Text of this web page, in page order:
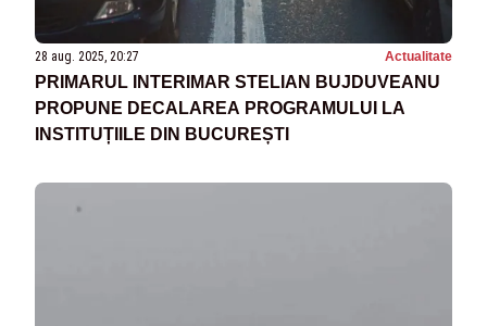
28 aug. 2025, 20:27 Actualitate
PRIMARUL INTERIMAR STELIAN BUJDUVEANU
PROPUNE DECALAREA PROGRAMULUI LA
INSTITUȚIILE DIN BUCUREȘTI